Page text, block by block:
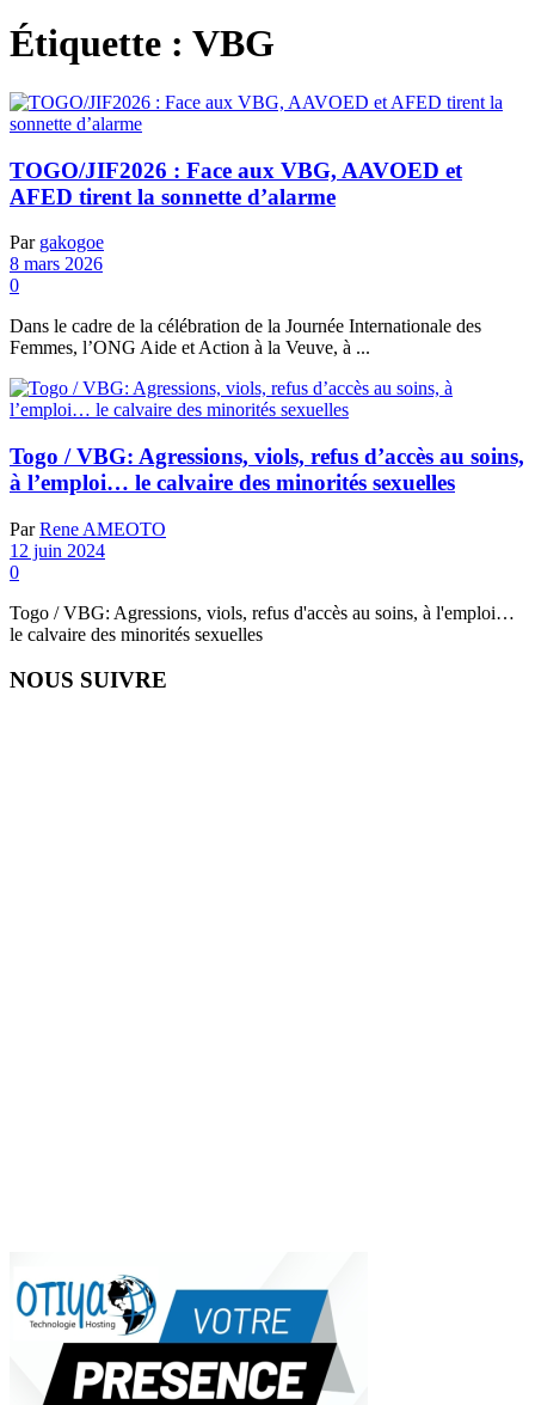
Étiquette : VBG
TOGO/JIF2026 : Face aux VBG, AAVOED et
AFED tirent la sonnette d’alarme
Par gakogoe
8 mars 2026
0
Dans le cadre de la célébration de la Journée Internationale des
Femmes, l’ONG Aide et Action à la Veuve, à ...
Togo / VBG: Agressions, viols, refus d’accès au soins,
à l’emploi… le calvaire des minorités sexuelles
Par Rene AMEOTO
12 juin 2024
0
Togo / VBG: Agressions, viols, refus d'accès au soins, à l'emploi…
le calvaire des minorités sexuelles
NOUS SUIVRE